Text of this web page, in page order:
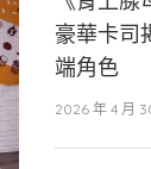
豪華卡
端角色
2026 年 4 月